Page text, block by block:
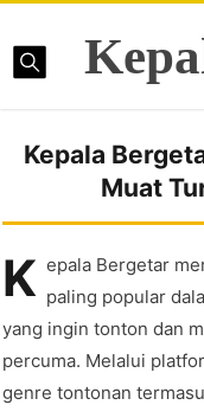
Kepala
Muat
K epala Bergetar
paling popular
yang ingin tonton dan
percuma. Melalui
genre tontonan